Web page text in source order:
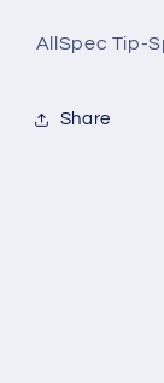
AllSpec Tip-
Share